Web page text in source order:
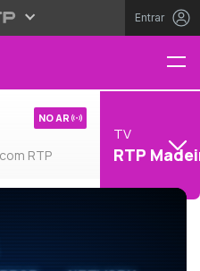
Entrar
RTP
NO AR
TV
RTP